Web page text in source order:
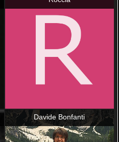
Davide Bonfanti